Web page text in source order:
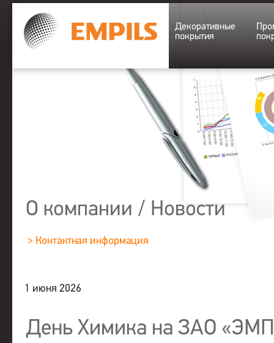
Декоративные
покрытия
О компании / Новости
> Контактная информация
1 июня 2026
День Химика на ЗАО